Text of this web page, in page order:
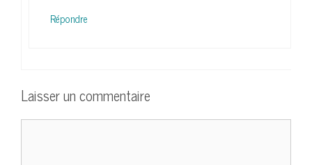
Répondre
Laisser un commentaire